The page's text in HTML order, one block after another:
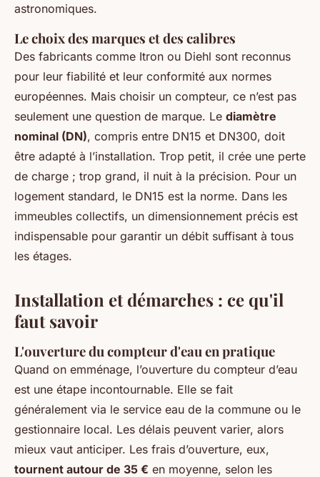
astronomiques.
Le choix des marques et des calibres
Des fabricants comme Itron ou Diehl sont reconnus
pour leur fiabilité et leur conformité aux normes
européennes. Mais choisir un compteur, ce n’est pas
seulement une question de marque. Le diamètre
nominal (DN), compris entre DN15 et DN300, doit
être adapté à l’installation. Trop petit, il crée une perte
de charge ; trop grand, il nuit à la précision. Pour un
logement standard, le DN15 est la norme. Dans les
immeubles collectifs, un dimensionnement précis est
indispensable pour garantir un débit suffisant à tous
les étages.
Installation et démarches : ce qu'il
faut savoir
L'ouverture du compteur d'eau en pratique
Quand on emménage, l’ouverture du compteur d’eau
est une étape incontournable. Elle se fait
généralement via le service eau de la commune ou le
gestionnaire local. Les délais peuvent varier, alors
mieux vaut anticiper. Les frais d’ouverture, eux,
tournent autour de 35 € en moyenne, selon les